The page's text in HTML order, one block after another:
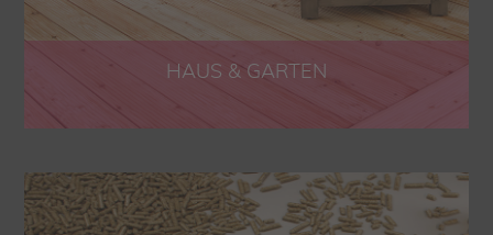
HAUS & GARTEN